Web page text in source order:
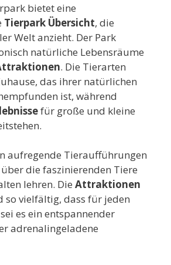
bietet eine
Tierpark Übersicht, die
Welt anzieht. Der Park
natürliche Lebensräume
. Die Tierarten
das ihrer natürlichen
ist, während
für große und kleine
aufregende Tieraufführungen
die faszinierenden Tiere
lehren. Die Attraktionen
so vielfältig, dass für jeden
es ein entspannender
adrenalingeladene